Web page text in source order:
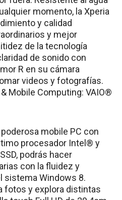
momento, la Xperia
y calidad
y mejor
de la tecnología
de sonido con
R en su cámara
videos y fotografías.
Computing: VAIO®
mobile PC con
procesador Intel® y
podrás hacer
con la fluidez y
sistema Windows 8.
fotos y explora distintas